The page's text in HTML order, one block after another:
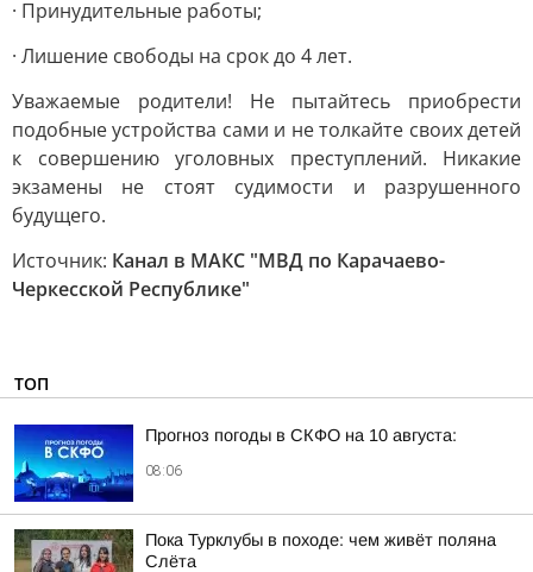
· Принудительные работы;
· Лишение свободы на срок до 4 лет.
Уважаемые родители! Не пытайтесь приобрести
подобные устройства сами и не толкайте своих детей
к совершению уголовных преступлений. Никакие
экзамены не стоят судимости и разрушенного
будущего.
Источник: Канал в МАКС "МВД по Карачаево-
Черкесской Республике"
ТОП
Прогноз погоды в СКФО на 10 августа:
08:06
Пока Турклубы в походе: чем живёт поляна
Слёта